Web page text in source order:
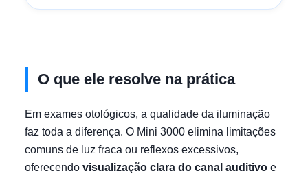
O que ele resolve na prática
Em exames otológicos, a qualidade da iluminação
faz toda a diferença. O Mini 3000 elimina limitações
comuns de luz fraca ou reflexos excessivos,
oferecendo visualização clara do canal auditivo e